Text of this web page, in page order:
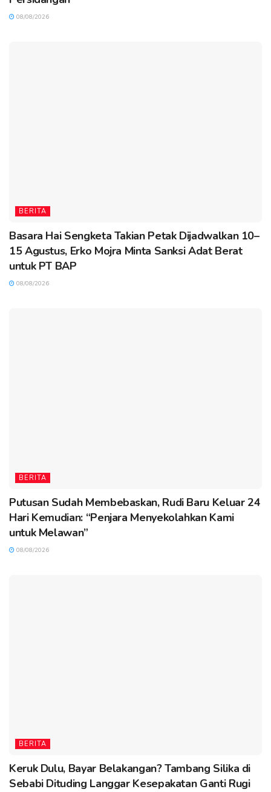
08/08/2026
BERITA
Basara Hai Sengketa Takian Petak Dijadwalkan 10–
15 Agustus, Erko Mojra Minta Sanksi Adat Berat
untuk PT BAP
08/08/2026
BERITA
Putusan Sudah Membebaskan, Rudi Baru Keluar 24
Hari Kemudian: “Penjara Menyekolahkan Kami
untuk Melawan”
08/08/2026
BERITA
Keruk Dulu, Bayar Belakangan? Tambang Silika di
Sebabi Dituding Langgar Kesepakatan Ganti Rugi